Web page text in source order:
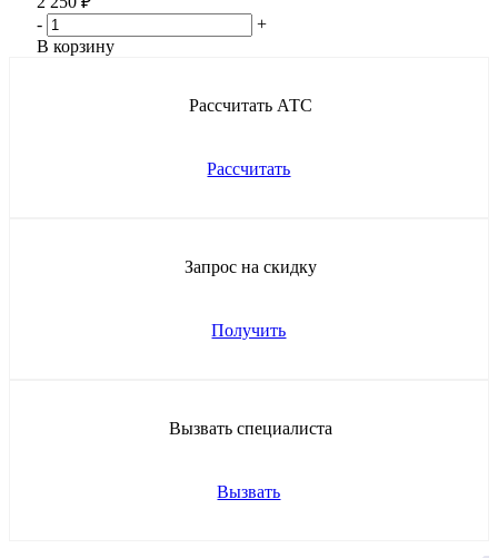
-
+
В корзину
Рассчитать АТС
Рассчитать
Запрос на скидку
Получить
Вызвать специалиста
Вызвать